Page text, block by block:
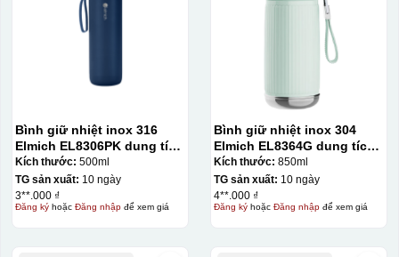
Bình giữ nhiệt inox 316
Elmich EL8306PK dung tích
500ml
Kích thước: 500ml
TG sản xuất: 10 ngày
3**.000 ₫
Đăng kýhoặc Đăng nhậpđể xem giá
Bình giữ nhiệt inox 304
Elmich EL8364G dung tích
850ml
Kích thước: 850ml
TG sản xuất: 10 ngày
4**.000 ₫
Đăng kýhoặc Đăng nhậpđể xem giá